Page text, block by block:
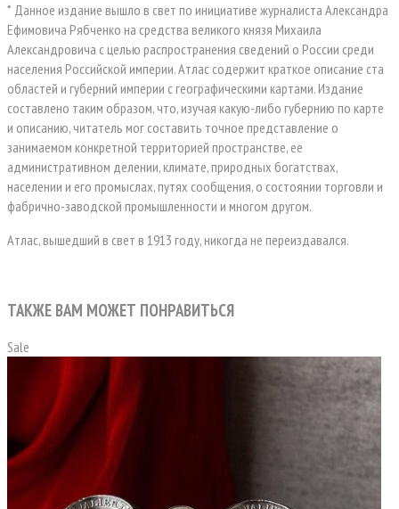
* Данное издание вышло в свет по инициативе журналиста Александра
Ефимовича Рябченко на средства великого князя Михаила
Александровича с целью распространения сведений о России среди
населения Российской империи. Атлас содержит краткое описание ста
областей и губерний империи с географическими картами. Издание
составлено таким образом, что, изучая какую-либо губернию по карте
и описанию, читатель мог составить точное представление о
занимаемом конкретной территорией пространстве, ее
административном делении, климате, природных богатствах,
населении и его промыслах, путях сообщения, о состоянии торговли и
фабрично-заводской промышленности и многом другом.
Атлас, вышедший в свет в 1913 году, никогда не переиздавался.
ТАКЖЕ ВАМ МОЖЕТ ПОНРАВИТЬСЯ
Sale